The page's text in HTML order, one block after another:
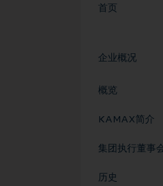
首页
企业概况
概览
KAMAX简介
集团执行董事
历史